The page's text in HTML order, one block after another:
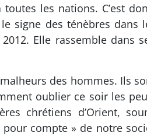
les nations. C’est
signe des ténèbres dans
Elle rassemble dans
des hommes. Ils
oublier ce soir les
chrétiens d’Orient,
compte » de notre